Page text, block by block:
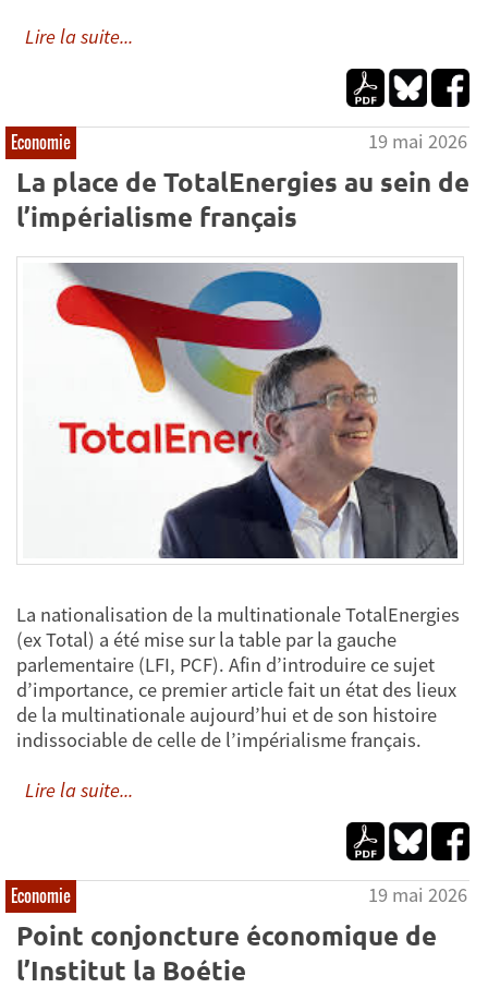
Lire la suite...
Economie 19 mai 2026
La place de TotalEnergies au sein de
l’impérialisme français
La nationalisation de la multinationale TotalEnergies
(ex Total) a été mise sur la table par la gauche
parlementaire (LFI, PCF). Afin d’introduire ce sujet
d’importance, ce premier article fait un état des lieux
de la multinationale aujourd’hui et de son histoire
indissociable de celle de l’impérialisme français.
Lire la suite...
Economie 19 mai 2026
Point conjoncture économique de
l’Institut la Boétie